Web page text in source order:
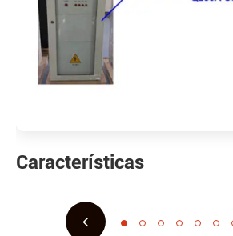
Características